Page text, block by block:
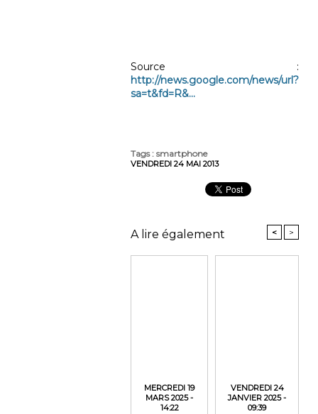
Source :
http://news.google.com/news/url?
sa=t&fd=R&...
Tags: smartphone
VENDREDI 24 MAI 2013
A lire également < >
MERCREDI 19
MARS 2025 -
14:22
VENDREDI 24
JANVIER 2025 -
09:39